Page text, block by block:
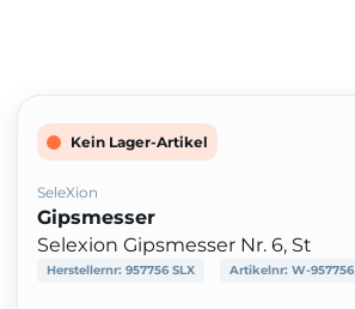
Kein Lager-Artikel
SeleXion
Gipsmesser
Selexion Gipsmesser Nr. 6, St
Herstellernr: 957756 SLX Artikelnr: W-957756